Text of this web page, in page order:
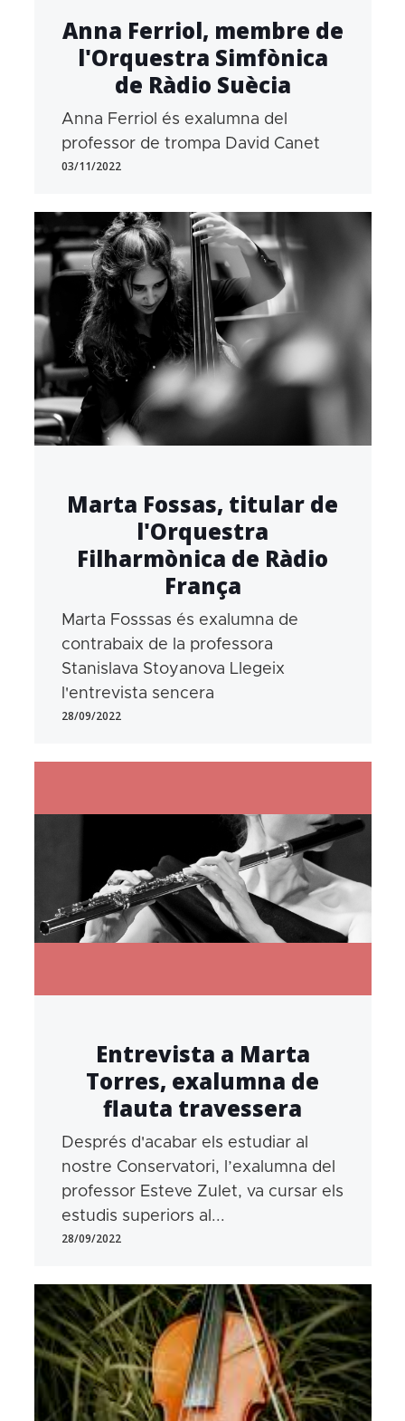
Anna Ferriol, membre de
l'Orquestra Simfònica
de Ràdio Suècia
Anna Ferriol és exalumna del
professor de trompa David Canet
03/11/2022
Marta Fossas, titular de
l'Orquestra
Filharmònica de Ràdio
França
Marta Fosssas és exalumna de
contrabaix de la professora
Stanislava Stoyanova Llegeix
l'entrevista sencera
28/09/2022
Entrevista a Marta
Torres, exalumna de
flauta travessera
Després d'acabar els estudiar al
nostre Conservatori, l’exalumna del
professor Esteve Zulet, va cursar els
estudis superiors al...
28/09/2022